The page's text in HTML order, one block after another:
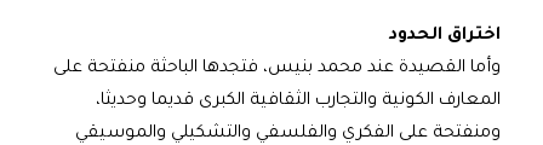
اختراق الحدود
وأما القصيدة عند محمد بنيس، فتجدها الباحثة منفتحة على
المعارف الكونية والتجارب الثقافية الكبرى قديما وحديثا،
ومنفتحة على الفكري والفلسفي والتشكيلي والموسيقي